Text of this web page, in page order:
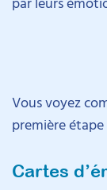
Vous voyez
première
Cartes